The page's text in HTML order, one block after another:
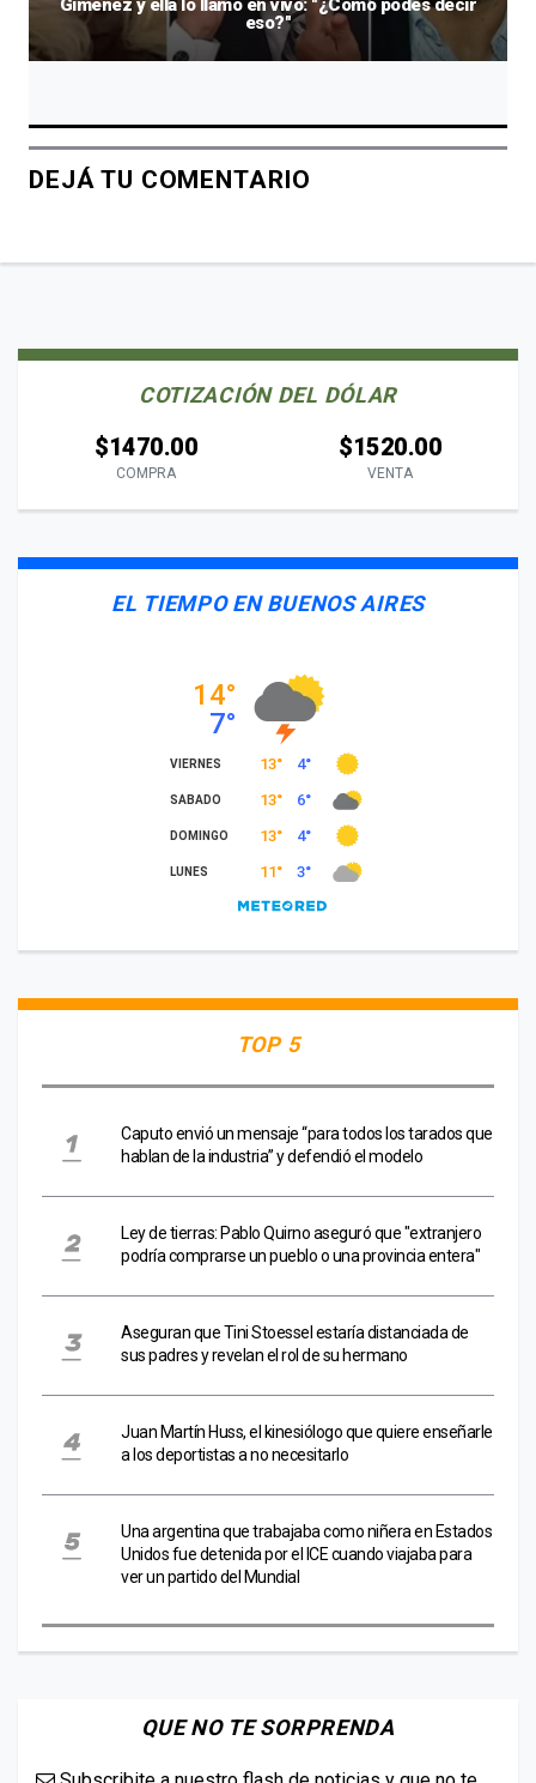
Giménez y ella lo llamó en vivo: "¿Cómo podés decir
eso?"
DEJÁ TU COMENTARIO
COTIZACIÓN DEL DÓLAR
$1470.00
COMPRA
$1520.00
VENTA
EL TIEMPO EN BUENOS AIRES
TOP 5
Caputo envió un mensaje “para todos los tarados que
hablan de la industria” y defendió el modelo
Ley de tierras: Pablo Quirno aseguró que "extranjero
podría comprarse un pueblo o una provincia entera"
Aseguran que Tini Stoessel estaría distanciada de
sus padres y revelan el rol de su hermano
Juan Martín Huss, el kinesiólogo que quiere enseñarle
a los deportistas a no necesitarlo
Una argentina que trabajaba como niñera en Estados
Unidos fue detenida por el ICE cuando viajaba para
ver un partido del Mundial
QUE NO TE SORPRENDA